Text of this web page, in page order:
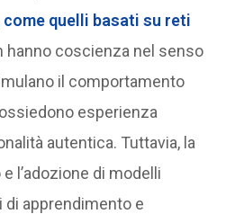
quelli basati su reti
hanno coscienza nel senso
il comportamento
esperienza
autentica. Tuttavia, la
l’adozione di modelli
apprendimento e